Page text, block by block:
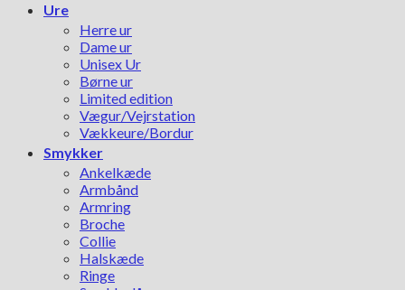
Ure
Herre ur
Dame ur
Unisex Ur
Børne ur
Limited edition
Vægur/Vejrstation
Vækkeure/Bordur
Smykker
Ankelkæde
Armbånd
Armring
Broche
Collie
Halskæde
Ringe